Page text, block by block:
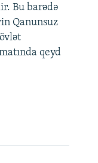
Bu barədə
Qanunsuz
qeyd